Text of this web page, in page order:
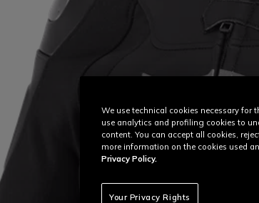
We use technical cookies necessary
use analytics and profiling cookies to
content. You can accept all cookies,
more information on the cookies used
Privacy Policy.
Your Privacy Rights